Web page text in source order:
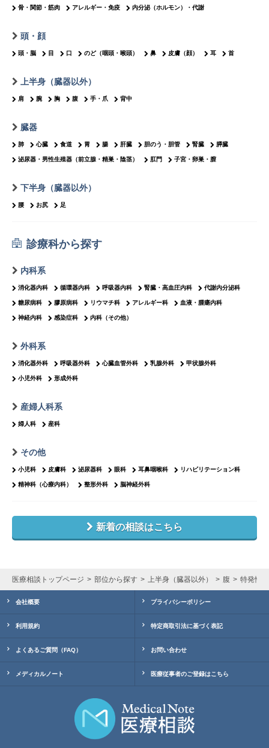
骨・関節・筋肉 アレルギー・免疫 内分泌（ホルモン）・代謝
頭・顔
頭・脳 目 口 のど（咽頭・喉頭） 鼻 皮膚（顔） 耳 首
上半身（臓器以外）
肩 腕 胸 腹 手・爪 背中
臓器
肺 心臓 食道 胃 腸 肝臓 胆のう・胆管 腎臓 膵臓
泌尿器・男性生殖器（前立腺・精巣・陰茎） 肛門 子宮・卵巣・膣
下半身（臓器以外）
腰 お尻 足
診療科から探す
内科系
消化器内科 循環器内科 呼吸器内科 腎臓・高血圧内科 代謝内分泌科
糖尿病科 膠原病科 リウマチ科 アレルギー科 血液・腫瘍内科
神経内科 感染症科 内科（その他）
外科系
消化器外科 呼吸器外科 心臓血管外科 乳腺外科 甲状腺外科
小児外科 形成外科
産婦人科系
婦人科 産科
その他
小児科 皮膚科 泌尿器科 眼科 耳鼻咽喉科 リハビリテーション科
精神科（心療内科） 整形外科 脳神経外科
新着の相談はこちら
医療相談トップページ 部位から探す 上半身（臓器以外） 腹 特発性
会社概要 プライバシーポリシー
利用規約 特定商取引法に基づく表記
よくあるご質問（FAQ） お問い合わせ
メディカルノート 医療従事者のご登録はこちら